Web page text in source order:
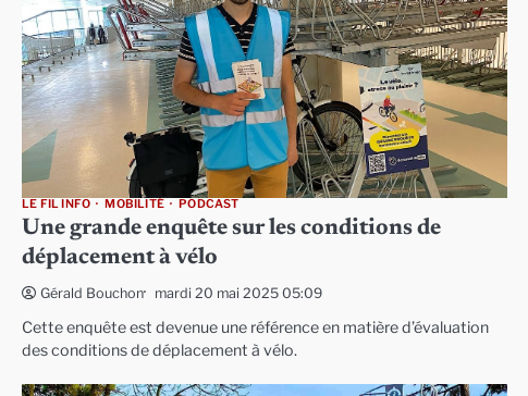
LE FIL INFO MOBILITÉ PODCAST
Une grande enquête sur les conditions de
déplacement à vélo
Gérald Bouchon mardi 20 mai 2025 05:09
Cette enquête est devenue une référence en matière d’évaluation
des conditions de déplacement à vélo.